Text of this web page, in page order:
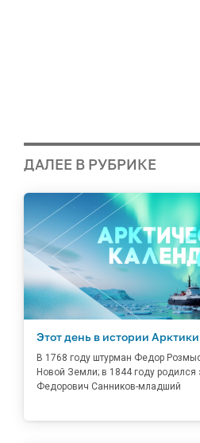
ДАЛЕЕ В РУБРИКЕ
Этот день в истории Арктики
В 1768 году штурман Федор
Новой Земли; в 1844 году родился
Федорович Санников-младший